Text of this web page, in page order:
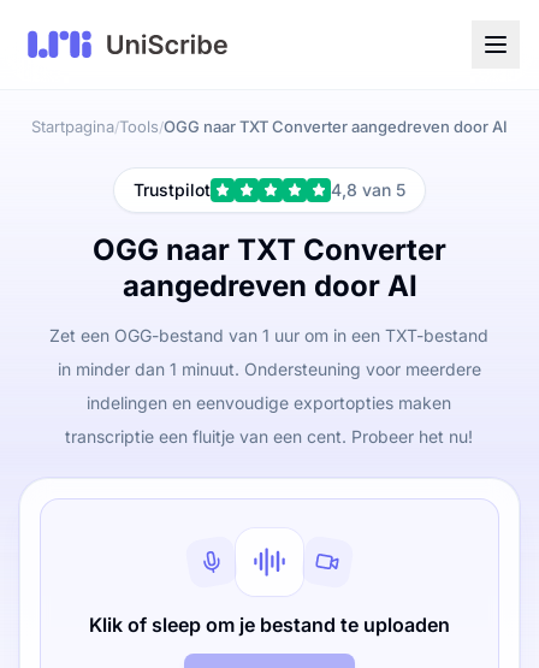
Startpagina/Tools/OGG naar TXT Converter aangedreven door AI
Trustpilot 4,8 van 5
OGG naar TXT Converter
aangedreven door AI
Zet een OGG-bestand van 1 uur om in een TXT-bestand
in minder dan 1 minuut. Ondersteuning voor meerdere
indelingen en eenvoudige exportopties maken
transcriptie een fluitje van een cent. Probeer het nu!
Klik of sleep om je bestand te uploaden